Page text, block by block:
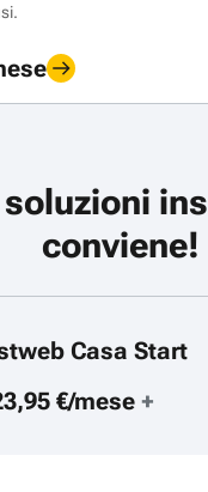
soluzioni
conviene!
Casa Start
€/mese+